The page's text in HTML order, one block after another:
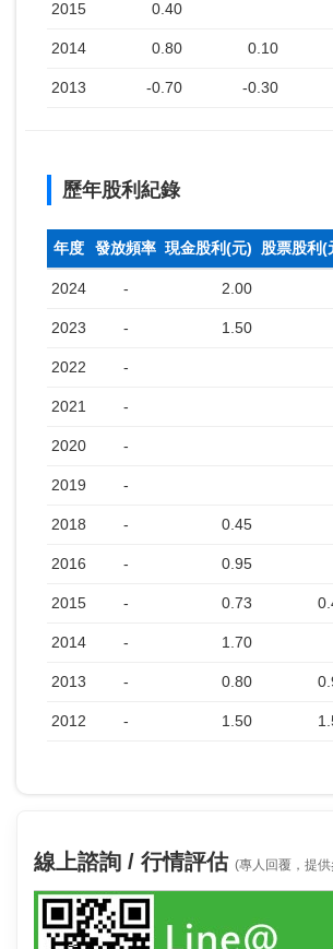
2015 0.40
2014 0.80 0.10
2013 -0.70 -0.30
歷年股利紀錄
年度 發放頻率 現金股利(元) 股票股利(
2024 - 2.00
2023 - 1.50
2022 -
2021 -
2020 -
2019 -
2018 - 0.45
2016 - 0.95
2015 - 0.73
2014 - 1.70
2013 - 0.80
2012 - 1.50
線上諮詢 / 行情評估 (專人回覆，提